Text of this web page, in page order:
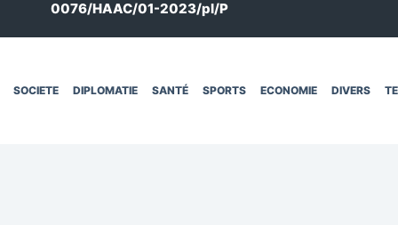
0076/HAAC/01-2023/pl/P
SOCIETE DIPLOMATIE SANTÉ SPORTS ECONOMIE DIVERS